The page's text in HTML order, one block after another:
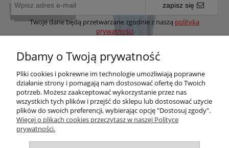
zapisz się
Twoje dane będą przetwarzane zgodnie z naszą polityką
prywatności
Pomoc
Moje konto
Płatności i dostawa
Dbamy o Twoją prywatność
Pliki cookies i pokrewne im technologie umożliwiają poprawne
działanie strony i pomagają nam dostosować ofertę do Twoich
potrzeb. Możesz zaakceptować wykorzystanie przez nas
wszystkich tych plików i przejść do sklepu lub dostosować użycie
plików do swoich preferencji, wybierając opcję "Dostosuj zgody".
Więcej o plikach cookies przeczytasz w naszej Polityce
prywatności.